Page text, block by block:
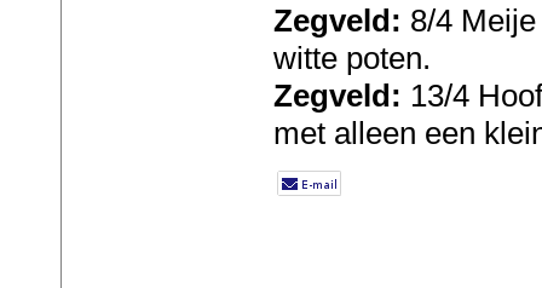
Zegveld: 8/4
witte poten.
Zegveld: 13/4
met alleen een